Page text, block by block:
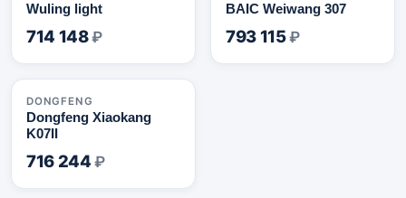
Wuling light
714 148₽
BAIC Weiwang 307
793 115₽
🇨🇳
DONGFENG
Dongfeng Xiaokang
K07II
716 244₽